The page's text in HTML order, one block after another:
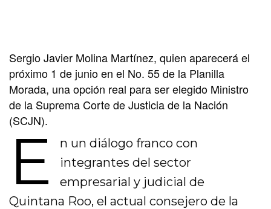
Sergio Javier Molina Martínez, quien aparecerá el
próximo 1 de junio en el No. 55 de la Planilla
Morada, una opción real para ser elegido Ministro
de la Suprema Corte de Justicia de la Nación
(SCJN).
E
n un diálogo franco con
integrantes del sector
empresarial y judicial de
Quintana Roo, el actual consejero de la